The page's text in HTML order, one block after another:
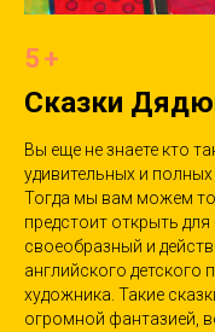
5+
Сказки
Вы еще не знаете кто
удивительных и
Тогда мы вам можем
предстоит открыть
своеобразный и
английского детского
художника. Такие
огромной фантазией,